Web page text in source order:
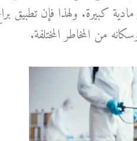
كبيرة. ولهذا فإن تطبيق
من المخاطر المختلفة.